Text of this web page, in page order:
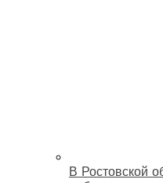
В Ростовской